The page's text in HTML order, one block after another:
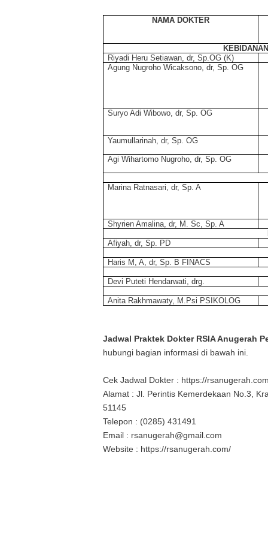
NAMA DOKTER
Riyadi Heru Setiawan, dr, Sp.OG (K)
Agung Nugroho Wicaksono, dr, Sp. OG
Suryo Adi Wibowo, dr, Sp. OG
Yaumullarinah, dr, Sp. OG
Agi Wihartomo Nugroho, dr, Sp. OG
Marina Ratnasari, dr, Sp. A
Shyrien Amalina, dr, M. Sc, Sp. A
Afiyah, dr, Sp. PD
Haris M, A, dr, Sp. B FINACS
Devi Puteti Hendarwati, drg.
Anita Rakhmawaty, M.Psi PSIKOLOG
Jadwal Praktek Dokter RSIA Anugerah
hubungi bagian informasi di bawah ini.
Cek Jadwal Dokter : https://
Alamat : Jl. Perintis Kemerdekaan No.3,
51145
Telepon : (0285) 431491
Email : rsanugerah@gmail.com
Website : https://rsanugerah.com/